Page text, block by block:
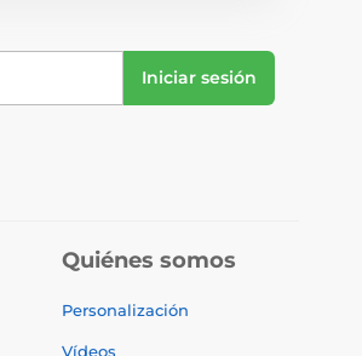
Iniciar sesión
Quiénes somos
Personalización
Vídeos